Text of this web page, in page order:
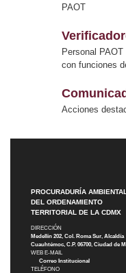
PAOT
Personal
con funciones
Acciones
PROCURADURÍA
DEL ORDENAMIENTO
TERRITORIAL DE LA CDMX
DIRECCIÓN
Medellín 202, Col. Roma Sur, Alcaldía
Cuauhtémoc, C.P. 06700, Ciudad de
WEB E-MAIL
Correo Institucional
TELÉFONO